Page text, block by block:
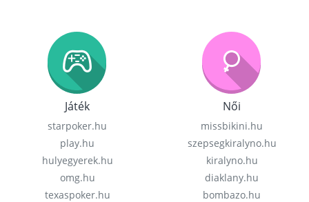
Játék
starpoker.hu
play.hu
hulyegyerek.hu
omg.hu
texaspoker.hu
Női
missbikini.hu
szepsegkiralyno.hu
kiralyno.hu
diaklany.hu
bombazo.hu